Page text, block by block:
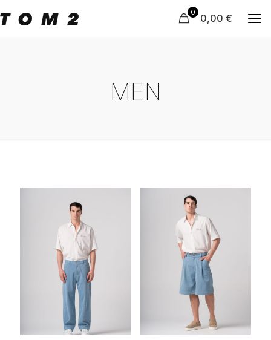
0 0,00 €
MEN